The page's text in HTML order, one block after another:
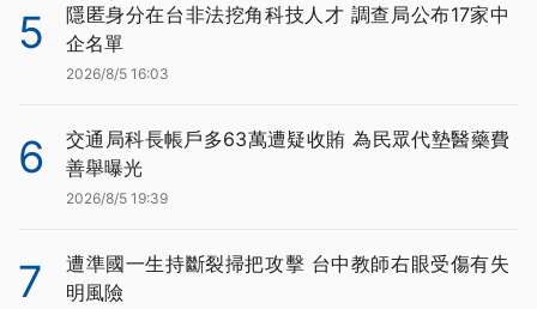
5
隱匿身分在台非法挖角科技人才 調查局公布17家中
企名單
2026/8/5 16:03
6
交通局科長帳戶多63萬遭疑收賄 為民眾代墊醫藥費
善舉曝光
2026/8/5 19:39
7
遭準國一生持斷裂掃把攻擊 台中教師右眼受傷有失
明風險